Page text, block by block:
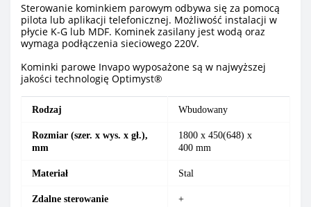
Sterowanie kominkiem parowym odbywa się za pomocą
pilota lub aplikacji telefonicznej. Możliwość instalacji w
płycie K-G lub MDF. Kominek zasilany jest wodą oraz
wymaga podłączenia sieciowego 220V.
Kominki parowe Invapo wyposażone są w najwyższej
jakości technologię Optimyst®
Rodzaj Wbudowany
Rozmiar (szer. x wys. x gł.),
mm
1800 х 450(648) х
400 mm
Materiał Stal
Zdalne sterowanie +